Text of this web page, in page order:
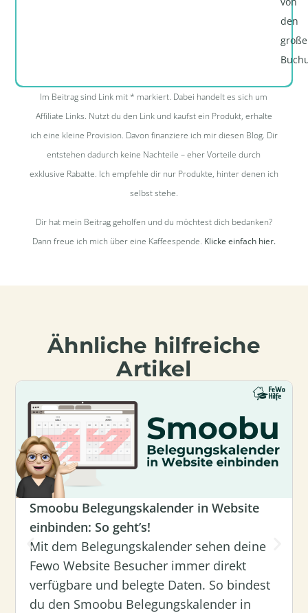
den
Im Beitrag sind Link mit * markiert. Dabei handelt es sich um
Affiliate Links. Nutzt du den Link und kaufst ein Produkt, erhalte
ich eine kleine Provision. Davon finanziere ich mir diesen Blog. Dir
entstehen dadurch keine Nachteile – eher Vorteile durch
exklusive Rabatte. Ich empfehle dir nur Produkte, hinter denen ich
selbst stehe.
Dir hat mein Beitrag geholfen und du möchtest dich bedanken?
Dann freue ich mich über eine Kaffeespende. Klicke einfach hier.
Ähnliche hilfreiche
Artikel
Smoobu Belegungskalender in Website
einbinden: So geht’s!
Mit dem Belegungskalender sehen deine
Fewo Website Besucher immer direkt
verfügbare und belegte Daten. So bindest
du den Smoobu Belegungskalender in